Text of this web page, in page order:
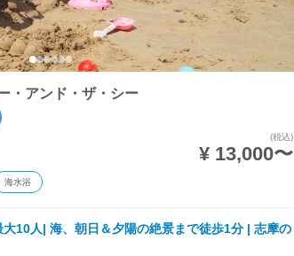
アンド・ザ・シー
(税込)
¥ 13,000〜
海水浴
10人| 海、朝日＆夕陽の絶景まで徒歩1分 | 志摩の